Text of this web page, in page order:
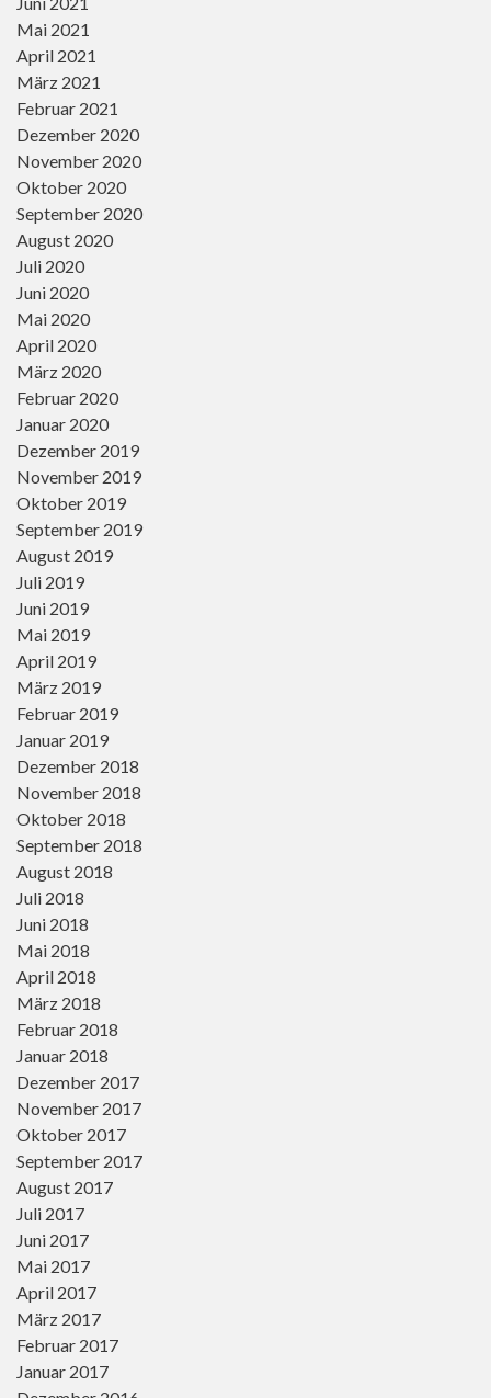
Mai 2021
April 2021
März 2021
Februar 2021
Dezember 2020
November 2020
Oktober 2020
September 2020
August 2020
Juli 2020
Juni 2020
Mai 2020
April 2020
März 2020
Februar 2020
Januar 2020
Dezember 2019
November 2019
Oktober 2019
September 2019
August 2019
Juli 2019
Juni 2019
Mai 2019
April 2019
März 2019
Februar 2019
Januar 2019
Dezember 2018
November 2018
Oktober 2018
September 2018
August 2018
Juli 2018
Juni 2018
Mai 2018
April 2018
März 2018
Februar 2018
Januar 2018
Dezember 2017
November 2017
Oktober 2017
September 2017
August 2017
Juli 2017
Juni 2017
Mai 2017
April 2017
März 2017
Februar 2017
Januar 2017